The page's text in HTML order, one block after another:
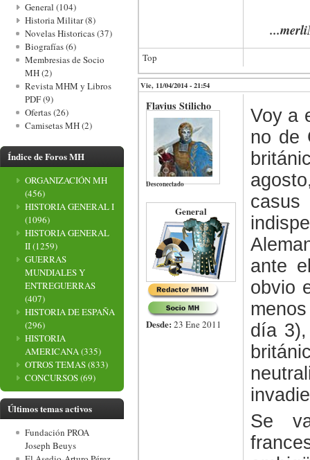
General (104)
Historia Militar (8)
Novelas Historicas (37)
Biografías (6)
Membresias de Socio
MH (2)
Revista MHM y Libros
PDF (9)
Ofertas (26)
Camisetas MH (2)
Índice de Foros MH
ORGANIZACIÓN MH
(456)
HISTORIA GENERAL I
(1096)
HISTORIA GENERAL
II(1259)
GUERRAS
MUNDIALES Y
ENTREGUERRAS
(407)
HISTORIA DE ESPAÑA
(296)
HISTORIA
AMERICANA(335)
OTROS TEMAS(833)
CONCURSOS(69)
Últimos temas activos
Fundación PROA
Joseph Beuys
Top
Vie, 11/04/2014 - 21:54
Flavius Stilicho
Desconectado
General
Desde: 23 Ene 2011
Voy a
no de
ante
obvio
día
Se